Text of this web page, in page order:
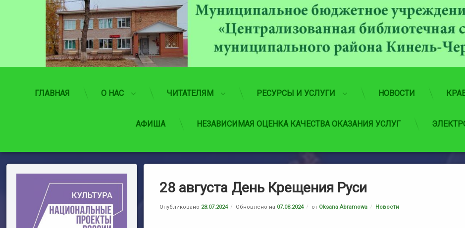
содержимому
ГЛАВНАЯ О НАС ЧИТАТЕЛЯМ РЕСУРСЫ И УСЛУГИ НОВОСТИ
АФИША НЕЗАВИСИМАЯ ОЦЕНКА КАЧЕСТВА ОКАЗАНИЯ УСЛУГ
28 августа День Крещения Руси
Опубликовано 28.07.2024 Обновлено на 07.08.2024 от Oksana Abramowa Рубрики:
Новости